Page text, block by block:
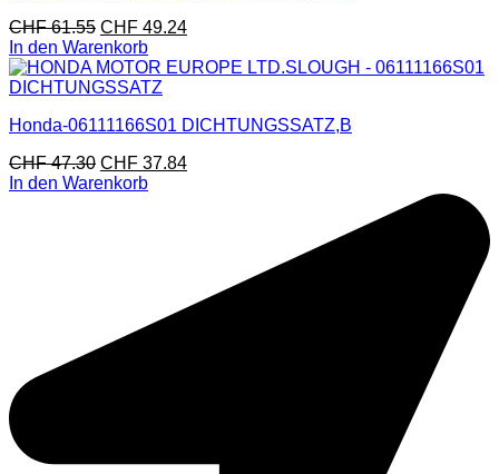
CHF61.55 CHF 49.24
In den Warenkorb
Honda-06111166S01 DICHTUNGSSATZ,B
CHF47.30 CHF 37.84
In den Warenkorb